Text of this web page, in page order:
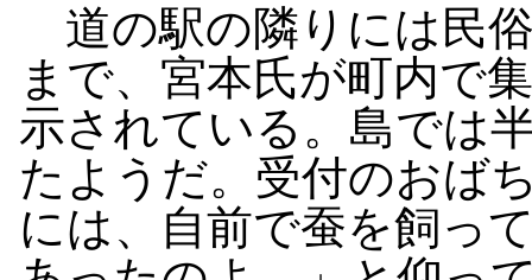
道の駅の隣りには民
まで、宮本氏が町内で
示されている。島では
たようだ。受付のおば
には、自前で蚕を飼っ